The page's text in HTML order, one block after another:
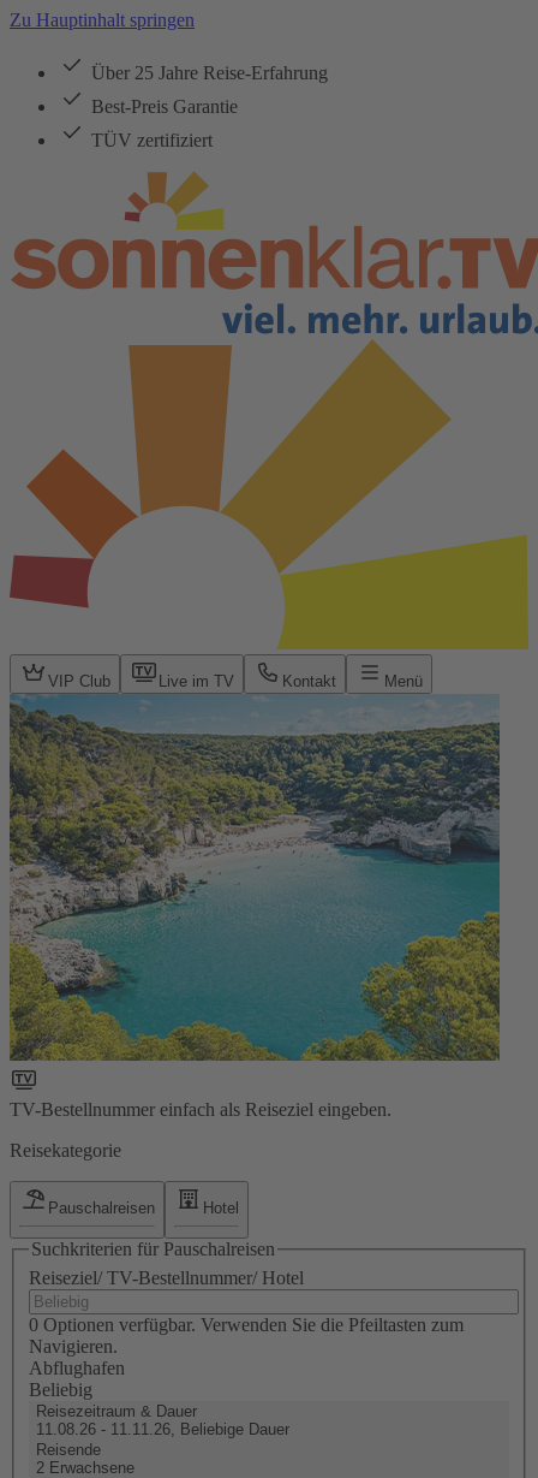
Zu Hauptinhalt springen
Über 25 Jahre Reise-Erfahrung
Best-Preis Garantie
TÜV zertifiziert
VIP Club Live im TV Kontakt Menü
TV-Bestellnummer einfach als Reiseziel eingeben.
Reisekategorie
Pauschalreisen Hotel
Suchkriterien für Pauschalreisen
Reiseziel/ TV-Bestellnummer/ Hotel
0 Optionen verfügbar. Verwenden Sie die Pfeiltasten zum
Navigieren.
Abflughafen
Beliebig
Reisezeitraum & Dauer
11.08.26 - 11.11.26, Beliebige Dauer
Reisende
2 Erwachsene